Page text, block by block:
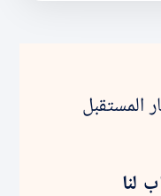
المستقبل
لنا